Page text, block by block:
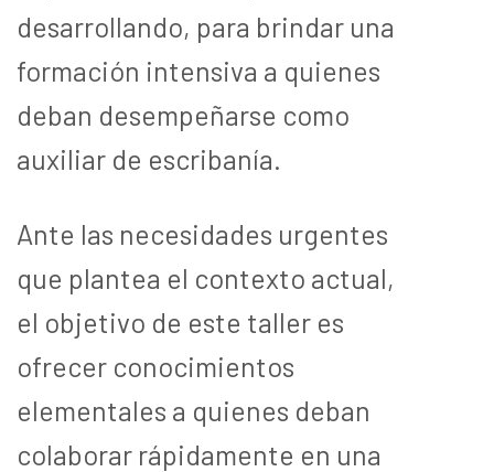
desarrollando, para brindar una
formación intensiva a quienes
deban desempeñarse como
auxiliar de escribanía.
Ante las necesidades urgentes
que plantea el contexto actual,
el objetivo de este taller es
ofrecer conocimientos
elementales a quienes deban
colaborar rápidamente en una